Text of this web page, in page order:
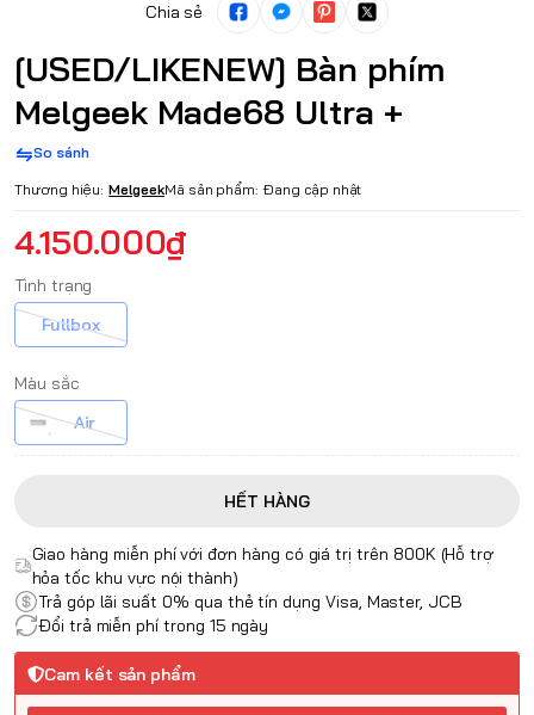
Chia sẻ
[USED/LIKENEW] Bàn phím
Melgeek Made68 Ultra +
So sánh
Thương hiệu: MelgeekMã sản phẩm: Đang cập nhật
4.150.000₫
Tình trạng
Fullbox
Màu sắc
Air
HẾT HÀNG
Giao hàng miễn phí với đơn hàng có giá trị trên 800K (Hỗ trợ
hỏa tốc khu vực nội thành)
Trả góp lãi suất 0% qua thẻ tín dụng Visa, Master, JCB
Đổi trả miễn phí trong 15 ngày
Cam kết sản phẩm